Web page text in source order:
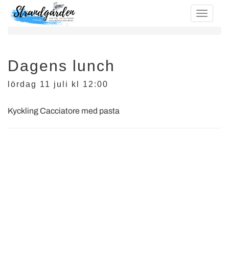
Dagens lunch
lördag 11 juli kl 12:00
Kyckling Cacciatore med pasta